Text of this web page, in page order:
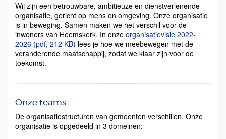
Wij zijn een betrouwbare, ambitieuze en dienstverlenende
organisatie, gericht op mens en omgeving. Onze organisatie
is in beweging. Samen maken we het verschil voor de
inwoners van Heemskerk. In onze organisatievisie 2022-
2026 (pdf, 212 KB) lees je hoe we meebewegen met de
veranderende maatschappij, zodat we klaar zijn voor de
toekomst.
Onze teams
De organisatiestructuren van gemeenten verschillen. Onze
organisatie is opgedeeld in 3 domeinen: